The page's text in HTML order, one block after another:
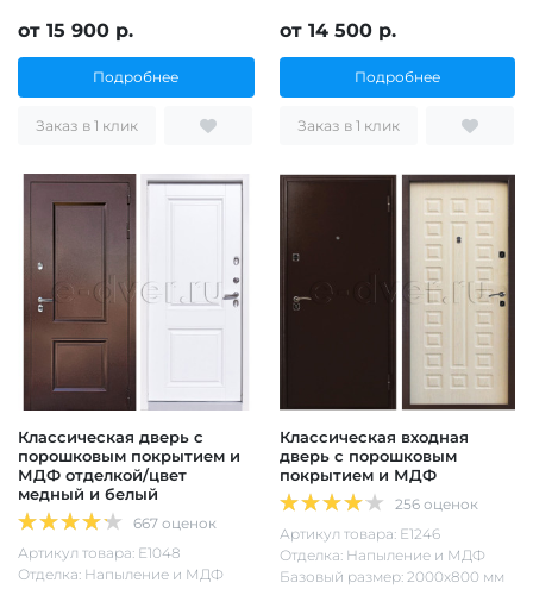
от 15 900 р.
Подробнее
Заказ в 1 клик
от 14 500 р.
Подробнее
Заказ в 1 клик
Классическая дверь с
порошковым покрытием и
МДФ отделкой/цвет
медный и белый
667 оценок
Артикул товара: Е1048
Отделка: Напыление и МДФ
Классическая входная
дверь с порошковым
покрытием и МДФ
256 оценок
Артикул товара: Е1246
Отделка: Напыление и МДФ
Базовый размер: 2000х800 мм